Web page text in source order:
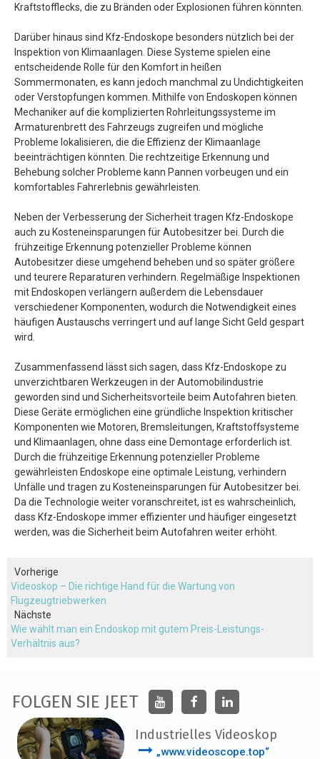
Kraftstofflecks, die zu Bränden oder Explosionen führen könnten.
Darüber hinaus sind Kfz-Endoskope besonders nützlich bei der
Inspektion von Klimaanlagen. Diese Systeme spielen eine
entscheidende Rolle für den Komfort in heißen
Sommermonaten, es kann jedoch manchmal zu Undichtigkeiten
oder Verstopfungen kommen. Mithilfe von Endoskopen können
Mechaniker auf die komplizierten Rohrleitungssysteme im
Armaturenbrett des Fahrzeugs zugreifen und mögliche
Probleme lokalisieren, die die Effizienz der Klimaanlage
beeinträchtigen könnten. Die rechtzeitige Erkennung und
Behebung solcher Probleme kann Pannen vorbeugen und ein
komfortables Fahrerlebnis gewährleisten.
Neben der Verbesserung der Sicherheit tragen Kfz-Endoskope
auch zu Kosteneinsparungen für Autobesitzer bei. Durch die
frühzeitige Erkennung potenzieller Probleme können
Autobesitzer diese umgehend beheben und so später größere
und teurere Reparaturen verhindern. Regelmäßige Inspektionen
mit Endoskopen verlängern außerdem die Lebensdauer
verschiedener Komponenten, wodurch die Notwendigkeit eines
häufigen Austauschs verringert und auf lange Sicht Geld gespart
wird.
Zusammenfassend lässt sich sagen, dass Kfz-Endoskope zu
unverzichtbaren Werkzeugen in der Automobilindustrie
geworden sind und Sicherheitsvorteile beim Autofahren bieten.
Diese Geräte ermöglichen eine gründliche Inspektion kritischer
Komponenten wie Motoren, Bremsleitungen, Kraftstoffsysteme
und Klimaanlagen, ohne dass eine Demontage erforderlich ist.
Durch die frühzeitige Erkennung potenzieller Probleme
gewährleisten Endoskope eine optimale Leistung, verhindern
Unfälle und tragen zu Kosteneinsparungen für Autobesitzer bei.
Da die Technologie weiter voranschreitet, ist es wahrscheinlich,
dass Kfz-Endoskope immer effizienter und häufiger eingesetzt
werden, was die Sicherheit beim Autofahren weiter erhöht.
Vorherige
Videoskop – Die richtige Hand für die Wartung von
Flugzeugtriebwerken
Nächste
Wie wählt man ein Endoskop mit gutem Preis-Leistungs-
Verhältnis aus?
FOLGEN SIE JEET
Industrielles Videoskop
„www.videoscope.top“